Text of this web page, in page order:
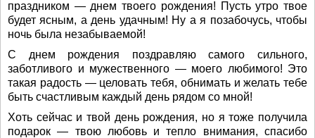
праздником — днем твоего рождения! Пусть утро твое
будет ясным, а день удачным! Ну а я позабочусь, чтобы
ночь была незабываемой!
С днем рождения поздравляю самого сильного,
заботливого и мужественного — моего любимого! Это
такая радость — целовать тебя, обнимать и желать тебе
быть счастливым каждый день рядом со мной!
Хоть сейчас и твой день рождения, но я тоже получила
подарок — твою любовь и тепло внимания, спасибо